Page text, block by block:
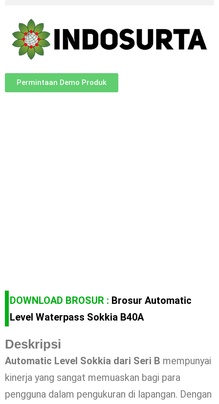
Permintaan Demo Produk
DOWNLOAD BROSUR : Brosur Automatic
Level Waterpass Sokkia B40A
Deskripsi
Automatic Level Sokkia dari Seri B mempunyai
kinerja yang sangat memuaskan bagi para
pengguna dalam pengukuran di lapangan. Dengan